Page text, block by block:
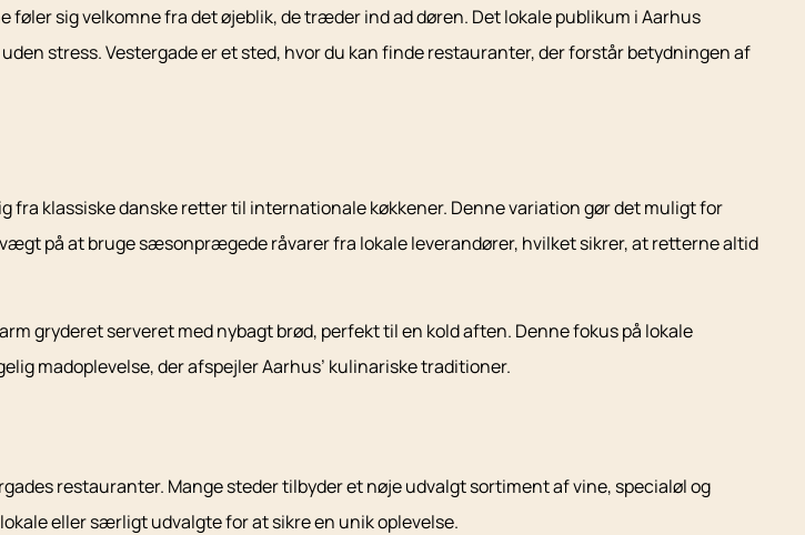
sig velkomne fra det øjeblik, de træder ind ad døren. Det lokale publikum i Aarhus
stress. Vestergade er et sted, hvor du kan finde restauranter, der forstår betydningen af
klassiske danske retter til internationale køkkener. Denne variation gør det muligt for
på at bruge sæsonprægede råvarer fra lokale leverandører, hvilket sikrer, at retterne altid
gryderet serveret med nybagt brød, perfekt til en kold aften. Denne fokus på lokale
madoplevelse, der afspejler Aarhus’ kulinariske traditioner.
restauranter. Mange steder tilbyder et nøje udvalgt sortiment af vine, specialøl og
eller særligt udvalgte for at sikre en unik oplevelse.